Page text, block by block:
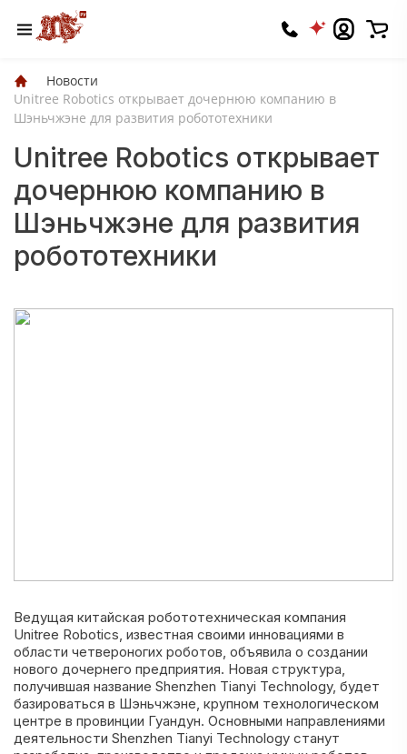
Новости
Unitree Robotics открывает дочернюю компанию в
Шэньчжэне для развития робототехники
Unitree Robotics открывает
дочернюю компанию в
Шэньчжэне для развития
робототехники
Ведущая китайская робототехническая компания
Unitree Robotics, известная своими инновациями в
области четвероногих роботов, объявила о создании
нового дочернего предприятия. Новая структура,
получившая название Shenzhen Tianyi Technology, будет
базироваться в Шэньчжэне, крупном технологическом
центре в провинции Гуандун. Основными направлениями
деятельности Shenzhen Tianyi Technology станут